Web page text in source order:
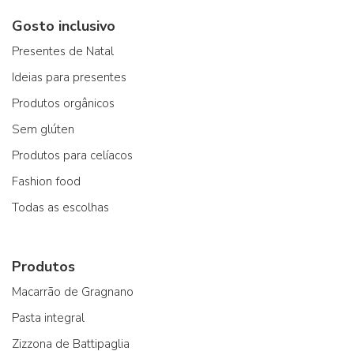
Gosto inclusivo
Presentes de Natal
Ideias para presentes
Produtos orgânicos
Sem glúten
Produtos para celíacos
Fashion food
Todas as escolhas
Produtos
Macarrão de Gragnano
Pasta integral
Zizzona de Battipaglia